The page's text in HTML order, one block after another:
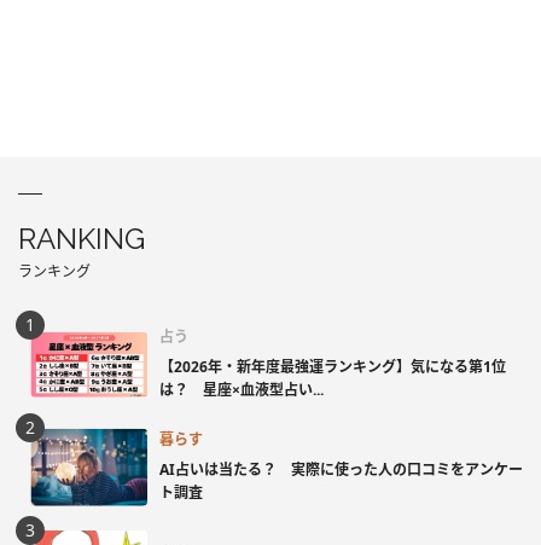
RANKING
ランキング
占う
【2026年・新年度最強運ランキング】気になる第1位
は？ 星座×血液型占い...
暮らす
AI占いは当たる？ 実際に使った人の口コミをアンケー
ト調査